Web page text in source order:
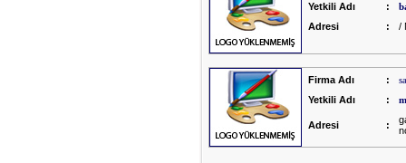
Yetkili Adı
:
Adresi
: /
Firma Adı :
Yetkili Adı
:
Adresi :